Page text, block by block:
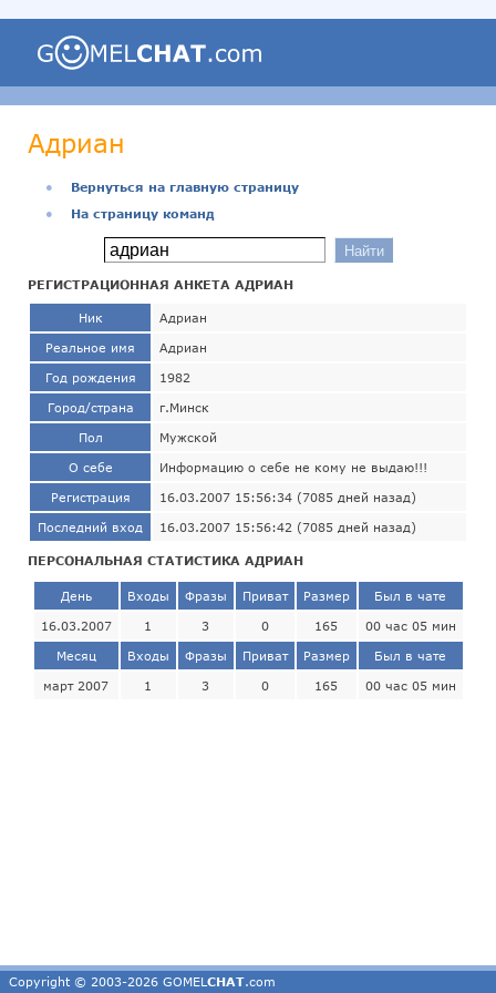
Адриан
●
Вернуться на главную страницу
●
На страницу команд
РЕГИСТРАЦИОННАЯ АНКЕТА АДРИАН
Ник Адриан
Реальное имя Адриан
Год рождения 1982
Город/страна г.Минск
Пол Мужской
О себе Информацию о себе не кому не выдаю!!!
Регистрация 16.03.2007 15:56:34 (7085 дней назад)
Последний вход 16.03.2007 15:56:42 (7085 дней назад)
ПЕРСОНАЛЬНАЯ СТАТИСТИКА АДРИАН
День Входы Фразы Приват Размер Был в чате
16.03.2007 1 3 0 165 00 час 05 мин
Месяц Входы Фразы Приват Размер Был в чате
март 2007 1 3 0 165 00 час 05 мин
Copyright © 2003-2026 GOMEL CHAT.com